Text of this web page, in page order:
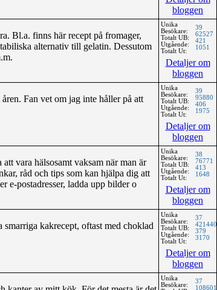
bloggen
Bl.a. finns här recept på fromager,
alternativ till gelatin. Dessutom
Unika
Besökare:
Totalt UB:
Utgående:
Totalt Ut:
39
62527
421
1051
Detaljer om
bloggen
Fan vet om jag inte håller på att
Unika
Besökare:
Totalt UB:
Utgående:
Totalt Ut:
39
95880
406
1975
Detaljer om
bloggen
vara hälsosamt vaksam när man är
råd och tips som kan hjälpa dig att
e-postadresser, ladda upp bilder o
Unika
Besökare:
Totalt UB:
Utgående:
Totalt Ut:
38
76771
413
1648
Detaljer om
bloggen
kakrecept, oftast med choklad
Unika
Besökare:
Totalt UB:
Utgående:
Totalt Ut:
37
421440
379
3170
Detaljer om
bloggen
Unika
Besökare:
37
108601